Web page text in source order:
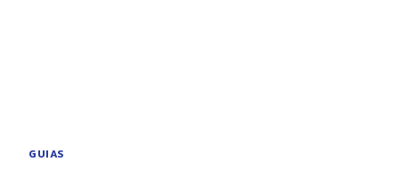
GUIAS